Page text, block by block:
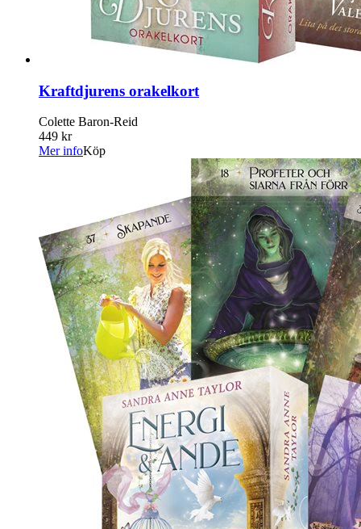
Kraftdjurens orakelkort
Colette Baron-Reid
449 kr
Mer infoKöp